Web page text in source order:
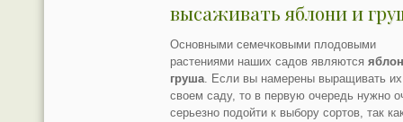
высаживать яблони и
Основными семечковыми плодовыми
растениями наших садов являются
груша. Если вы намерены выращивать
своем саду, то в первую очередь нужно
серьезно подойти к выбору сортов, так